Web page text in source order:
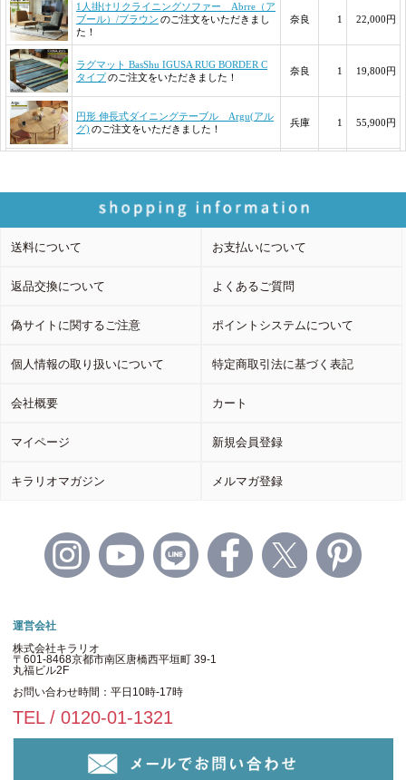
送料について お支払いについて
返品交換について よくあるご質問
偽サイトに関するご注意 ポイントシステムについて
個人情報の取り扱いについて 特定商取引法に基づく表記
会社概要 カート
マイページ 新規会員登録
キラリオマガジン メルマガ登録
運営会社
株式会社キラリオ
〒601-8468京都市南区唐橋西平垣町 39-1
丸福ビル2F
お問い合わせ時間：平日10時-17時
TEL / 0120-01-1321